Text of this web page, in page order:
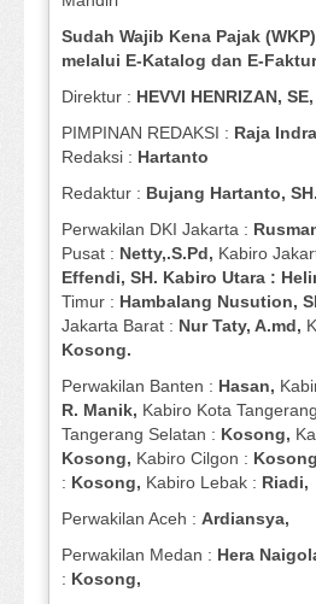
Sudah Wajib Kena Pajak
melalui E-Katalog dan E-
Direktur : HEVVI HENRIZAN, SE,
PIMPINAN REDAKSI : Raja
Redaksi : Hartanto
Redaktur : Bujang Hartanto, SH.
Perwakilan DKI Jakarta :
Pusat : Netty,.S.Pd, Kabiro
Effendi, SH. Kabiro Utara :
Timur : Hambalang Nusution,
Jakarta Barat : Nur Taty, A.md,
Kosong.
Perwakilan Banten : Hasan,
R. Manik, Kabiro Kota
Tangerang Selatan : Kosong,
Kosong, Kabiro Cilgon :
: Kosong, Kabiro Lebak : Riadi,
Perwakilan Aceh : Ardiansya,
Perwakilan Medan : Hera
: Kosong,